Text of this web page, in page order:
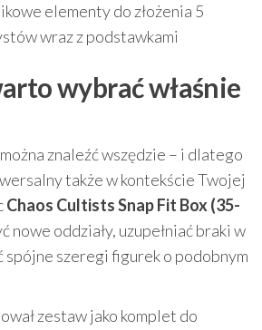
elementy do złożenia 5
wraz z podstawkami
wybrać właśnie
znaleźć wszędzie – i dlatego
także w kontekście Twojej
Chaos Cultists Snap Fit Box (35-
nowe oddziały, uzupełniać braki w
spójne szeregi figurek o podobnym
zestaw jako komplet do